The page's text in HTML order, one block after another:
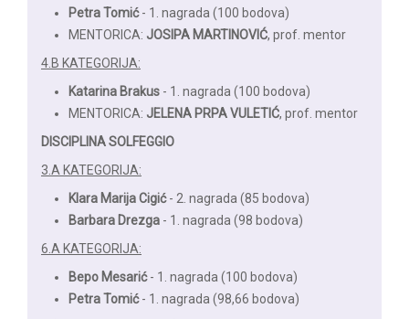
Petra Tomić- 1. nagrada (100 bodova)
MENTORICA: JOSIPA MARTINOVIĆ, prof. mentor
4.B KATEGORIJA:
Katarina Brakus - 1. nagrada (100 bodova)
MENTORICA: JELENA PRPA VULETIĆ, prof. mentor
DISCIPLINA SOLFEGGIO
3.A KATEGORIJA:
Klara Marija Cigić- 2. nagrada (85 bodova)
Barbara Drezga - 1. nagrada (98 bodova)
6.A KATEGORIJA:
Bepo Mesarić- 1. nagrada (100 bodova)
Petra Tomić- 1. nagrada (98,66 bodova)